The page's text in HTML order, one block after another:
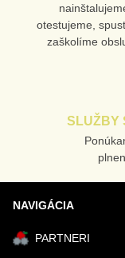
otestujeme,
zaškolíme
SLUŽBY
NAVIGÁCIA
PARTNERI